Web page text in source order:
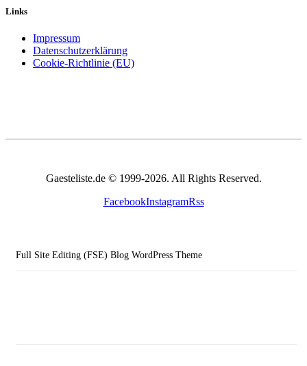
Links
Impressum
Datenschutzerklärung
Cookie-Richtlinie (EU)
Gaesteliste.de © 1999-2026. All Rights Reserved.
FacebookInstagramRss
Full Site Editing (FSE) Blog WordPress Theme